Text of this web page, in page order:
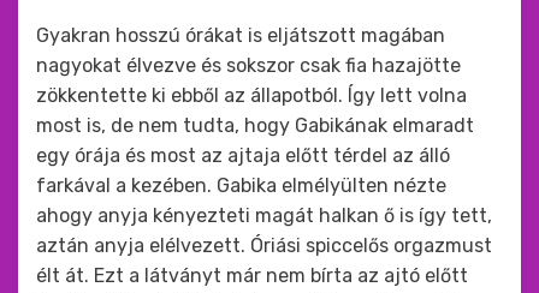
Gyakran hosszú órákat is eljátszott magában
nagyokat élvezve és sokszor csak fia hazajötte
zökkentette ki ebből az állapotból. Így lett volna
most is, de nem tudta, hogy Gabikának elmaradt
egy órája és most az ajtaja előtt térdel az álló
farkával a kezében. Gabika elmélyülten nézte
ahogy anyja kényezteti magát halkan ő is így tett,
aztán anyja elélvezett. Óriási spiccelős orgazmust
élt át. Ezt a látványt már nem bírta az ajtó előtt